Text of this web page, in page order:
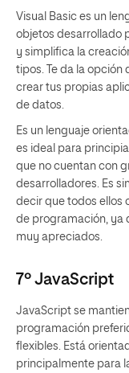
Visual Basic es un
objetos desarrollado
y simplifica la
tipos. Te da la
crear tus propias
de datos.
Es un lenguaje
es ideal para
que no cuentan con
desarrolladores. Es
decir que todos ellos
de programación, ya
muy apreciados.
7º JavaScript
JavaScript se
programación
flexibles. Está
principalmente para